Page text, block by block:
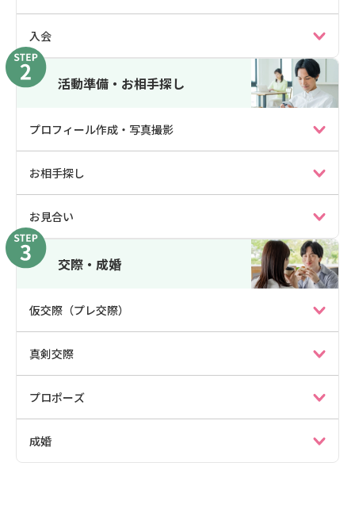
入会
活動準備・お相手探し
プロフィール作成・写真撮影
お相手探し
お見合い
交際・成婚
仮交際（プレ交際）
真剣交際
プロポーズ
成婚